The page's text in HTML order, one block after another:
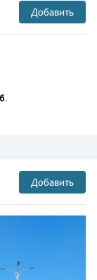
Добавить
Добавить